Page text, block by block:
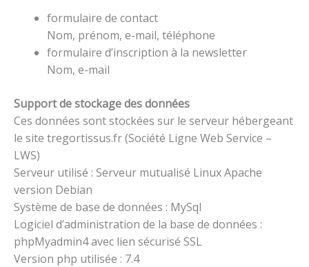
formulaire de contact
Nom, prénom, e-mail, téléphone
formulaire d’inscription à la newsletter
Nom, e-mail
Support de stockage des données
Ces données sont stockées sur le serveur hébergeant
le site tregortissus.fr (Société Ligne Web Service –
LWS)
Serveur utilisé : Serveur mutualisé Linux Apache
version Debian
Système de base de données : MySql
Logiciel d’administration de la base de données :
phpMyadmin4 avec lien sécurisé SSL
Version php utilisée : 7.4